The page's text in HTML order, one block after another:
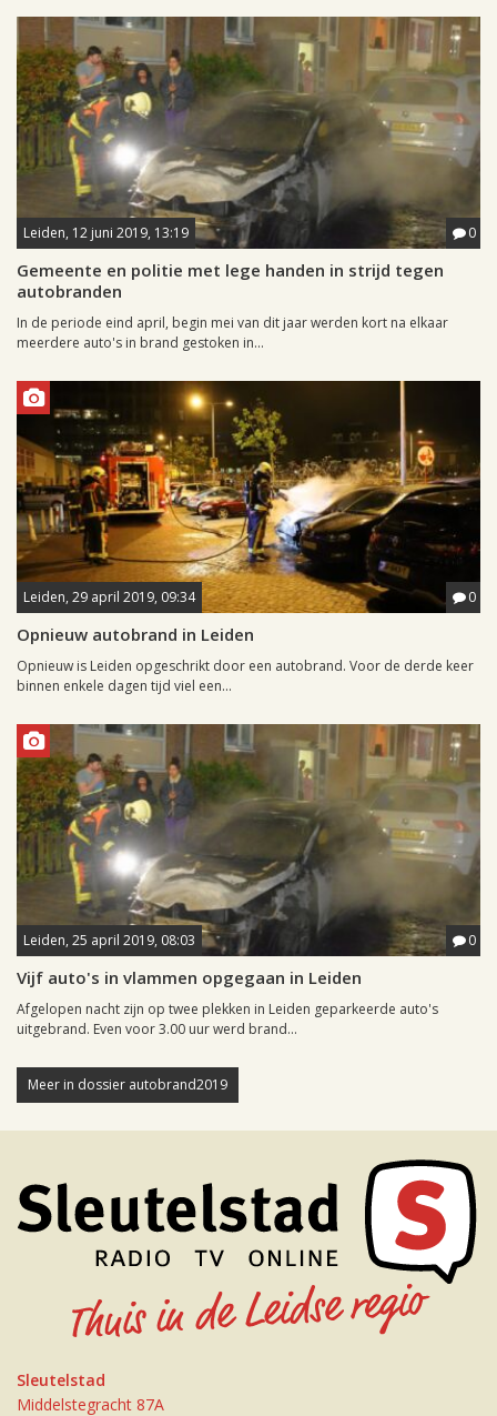
Leiden, 12 juni 2019, 13:19 0
Gemeente en politie met lege handen in strijd tegen
autobranden
In de periode eind april, begin mei van dit jaar werden kort na elkaar
meerdere auto's in brand gestoken in...
Leiden, 29 april 2019, 09:34 0
Opnieuw autobrand in Leiden
Opnieuw is Leiden opgeschrikt door een autobrand. Voor de derde keer
binnen enkele dagen tijd viel een...
Leiden, 25 april 2019, 08:03 0
Vijf auto's in vlammen opgegaan in Leiden
Afgelopen nacht zijn op twee plekken in Leiden geparkeerde auto's
uitgebrand. Even voor 3.00 uur werd brand...
Meer in dossier autobrand2019
Sleutelstad
Middelstegracht 87A